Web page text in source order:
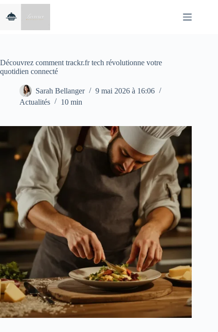
contenu
Découvrez comment trackr.fr tech révolutionne votre
quotidien connecté
Sarah Bellanger
9 mai 2026 à 16:06
Actualités
10 min